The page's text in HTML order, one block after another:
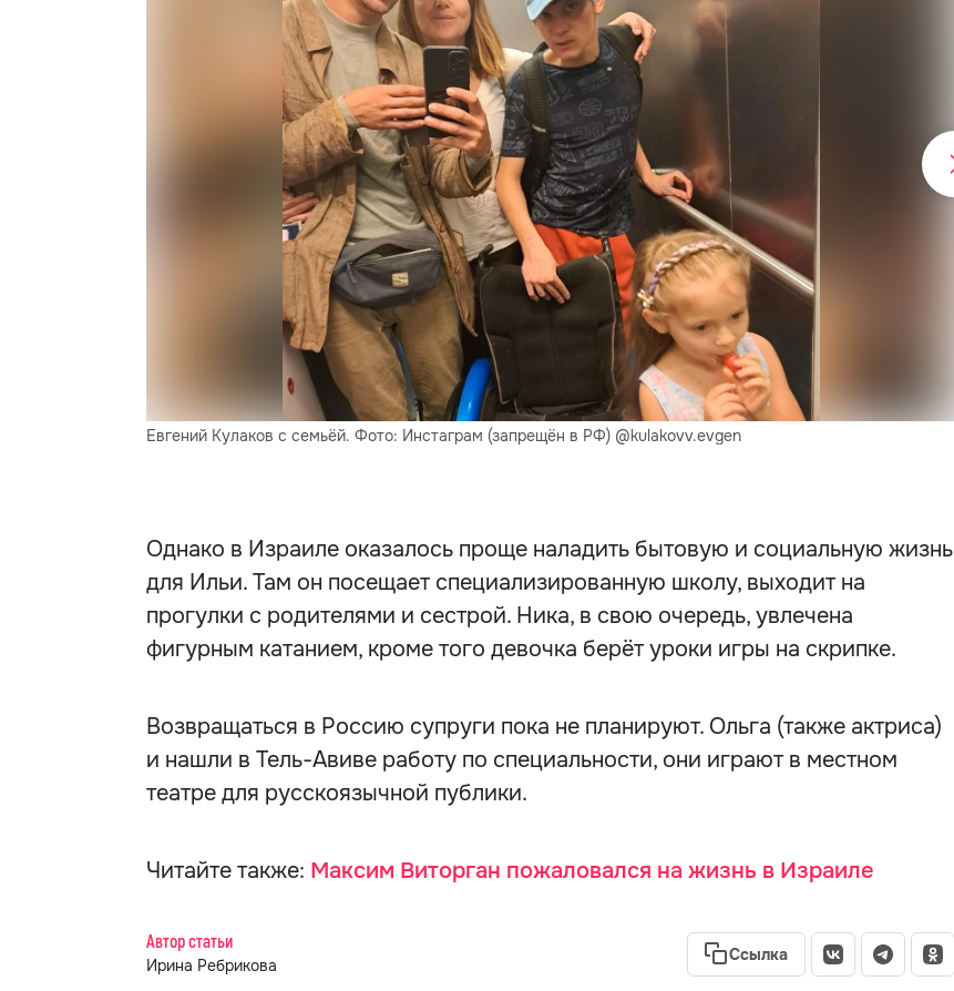
Евгений Кулаков с семьёй. Фото: Инстаграм (запрещён в РФ) @kulakovv.evgen
Однако в Израиле оказалось проще наладить бытовую и социальную жизнь
для Ильи. Там он посещает специализированную школу, выходит на
прогулки с родителями и сестрой. Ника, в свою очередь, увлечена
фигурным катанием, кроме того девочка берёт уроки игры на скрипке.
Возвращаться в Россию супруги пока не планируют. Ольга (также актриса)
и нашли в Тель-Авиве работу по специальности, они играют в местном
театре для русскоязычной публики.
Читайте также: Максим Виторган пожаловался на жизнь в Израиле
Автор статьи
Ирина Ребрикова
Ссылка